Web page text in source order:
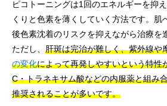
ピコトーニングは1回のエネルギーを抑
くりと色素を薄くしていく方法です。肌
後色素沈着のリスクを抑えながら治療を
ただし、 肝斑は完治が難しく、紫外線や
の変化によって再発しやすいという特性
C・トラネキサム酸などの内服薬と組み
推奨されることが多いです。